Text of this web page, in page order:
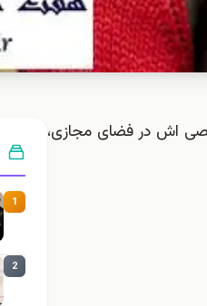
اش در فضای مجازی،
1
2